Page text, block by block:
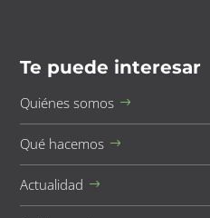
Te puede interesar
Quiénes somos
Qué hacemos
Actualidad